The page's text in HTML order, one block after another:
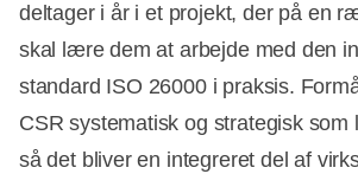
deltager i år i et projekt, der på en
skal lære dem at arbejde med den
standard ISO 26000 i praksis.
CSR systematisk og strategisk som
så det bliver en integreret del af